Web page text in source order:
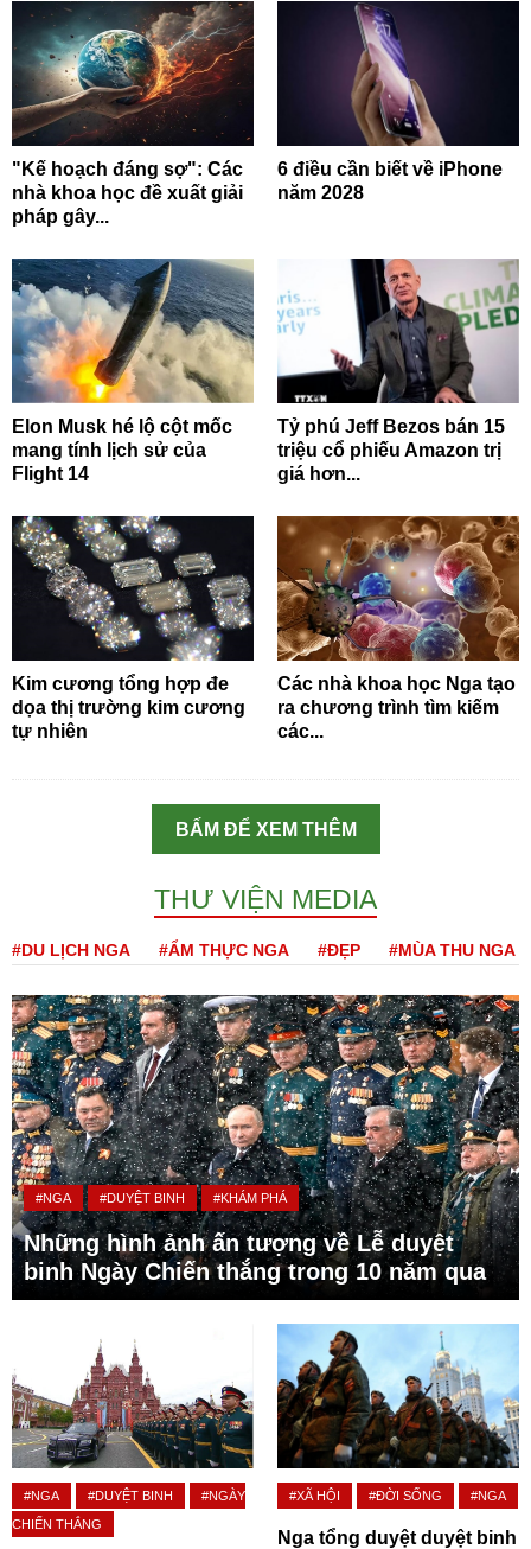
"Kế hoạch đáng sợ": Các
nhà khoa học đề xuất giải
pháp gây...
6 điều cần biết về iPhone
năm 2028
Elon Musk hé lộ cột mốc
mang tính lịch sử của
Flight 14
Tỷ phú Jeff Bezos bán 15
triệu cổ phiếu Amazon trị
giá hơn...
Kim cương tổng hợp đe
dọa thị trường kim cương
tự nhiên
Các nhà khoa học Nga tạo
ra chương trình tìm kiếm
các...
BẤM ĐỂ XEM THÊM
THƯ VIỆN MEDIA
#DU LỊCH NGA #ẨM THỰC NGA #ĐẸP #MÙA THU NGA
#NGA #DUYỆT BINH #KHÁM PHÁ
Những hình ảnh ấn tượng về Lễ duyệt
binh Ngày Chiến thắng trong 10 năm qua
#NGA #DUYỆT BINH
#NGÀY
CHIẾN THẮNG
#XÃ HỘI #ĐỜI SỐNG #NGA
Nga tổng duyệt duyệt binh